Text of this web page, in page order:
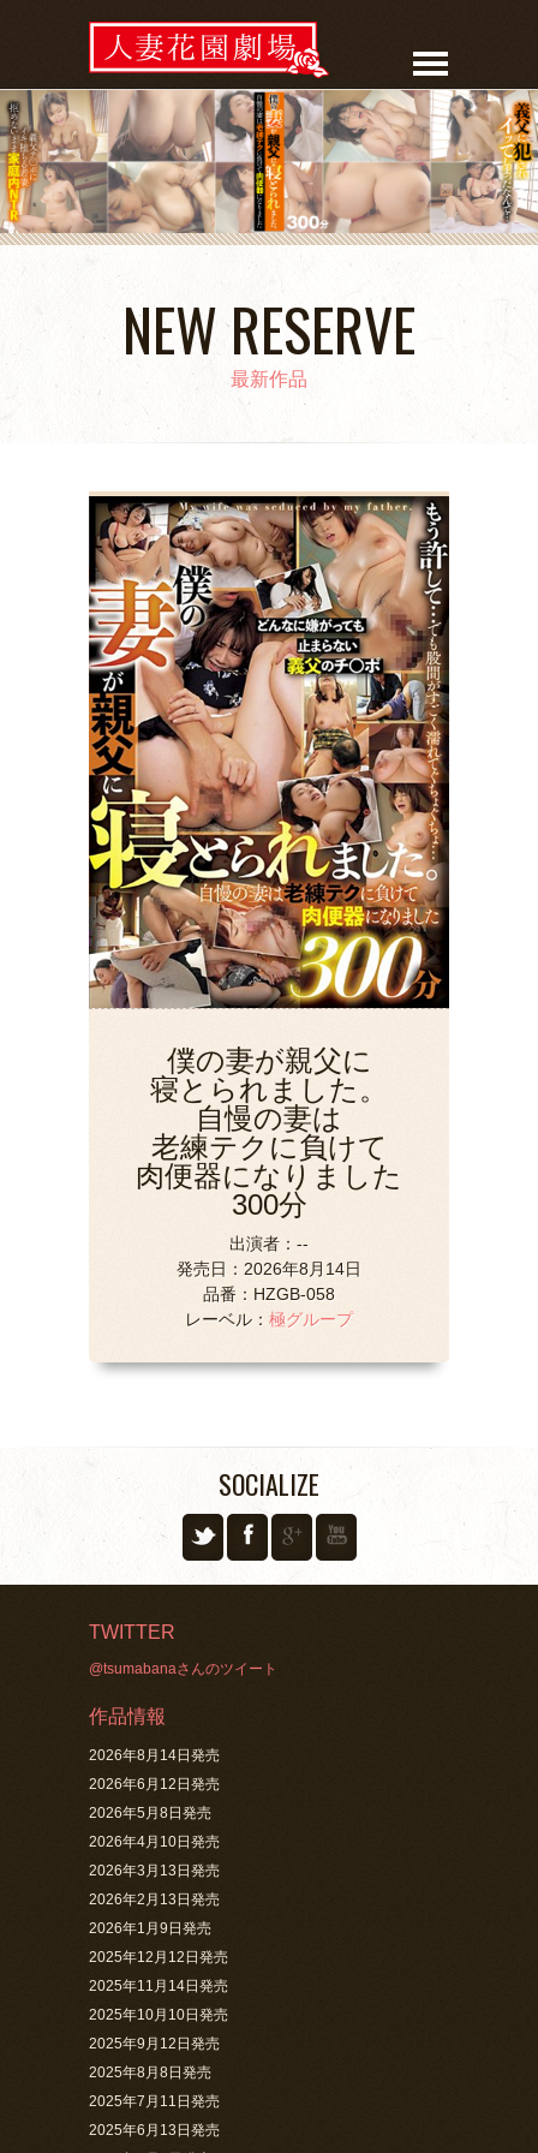
NEW RESERVE
最新作品
僕の妻が親父に
寝とられました。
自慢の妻は
老練テクに負けて
肉便器になりました
300分
出演者：--
発売日：2026年8月14日
品番：HZGB-058
レーベル： 極グループ
SOCIALIZE
TWITTER
@tsumabanaさんのツイート
作品情報
2026年8月14日発売
2026年6月12日発売
2026年5月8日発売
2026年4月10日発売
2026年3月13日発売
2026年2月13日発売
2026年1月9日発売
2025年12月12日発売
2025年11月14日発売
2025年10月10日発売
2025年9月12日発売
2025年8月8日発売
2025年7月11日発売
2025年6月13日発売